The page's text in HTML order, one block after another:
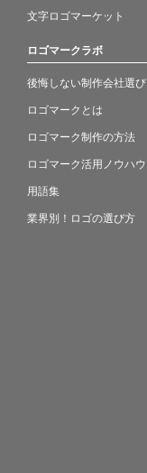
文字ロゴマーケット
ロゴマークラボ
後悔しない制作会社選び
ロゴマークとは
ロゴマーク制作の方法
ロゴマーク活用ノウハウ
用語集
業界別！ロゴの選び方